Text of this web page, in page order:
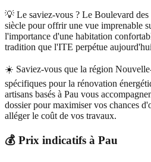
💡 Le saviez-vous ? Le Boulevard
siècle pour offrir une vue imprenable
l'importance d'une habitation
tradition que l'ITE perpétue
☀️ Saviez-vous que la région
spécifiques pour la rénovation
artisans basés à Pau vous
dossier pour maximiser vos chances
alléger le coût de vos travaux.
💰 Prix indicatifs à Pau